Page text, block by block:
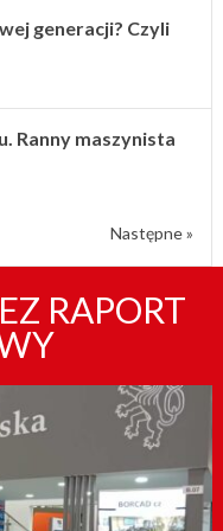
generacji? Czyli
Ranny maszynista
Następne »
RAPORT